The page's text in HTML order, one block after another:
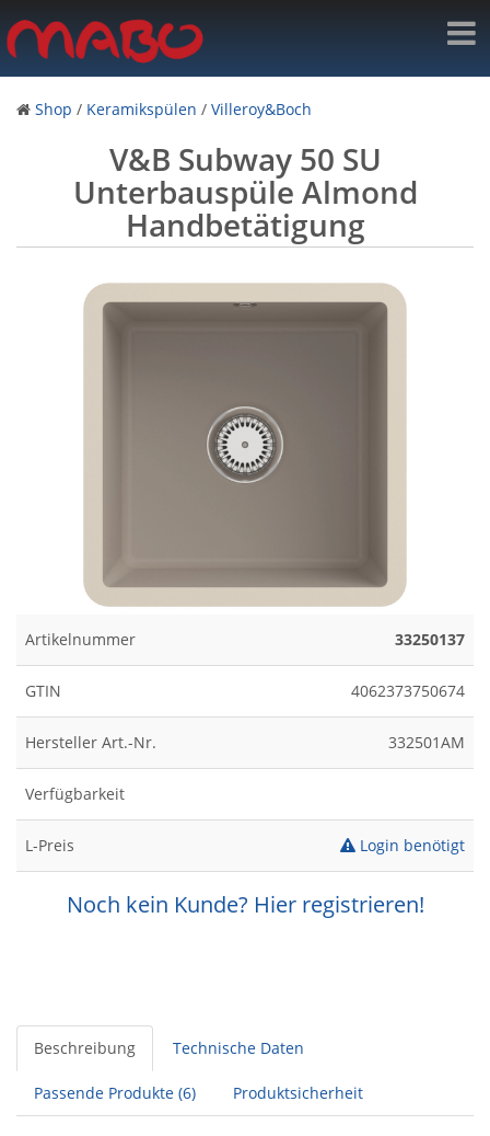
Shop / Keramikspülen / Villeroy&Boch
V&B Subway 50 SU
Unterbauspüle Almond
Handbetätigung
Artikelnummer 33250137
GTIN 4062373750674
Hersteller Art.-Nr. 332501AM
Verfügbarkeit
L-Preis Login benötigt
Noch kein Kunde? Hier registrieren!
Beschreibung Technische Daten
Passende Produkte (6) Produktsicherheit